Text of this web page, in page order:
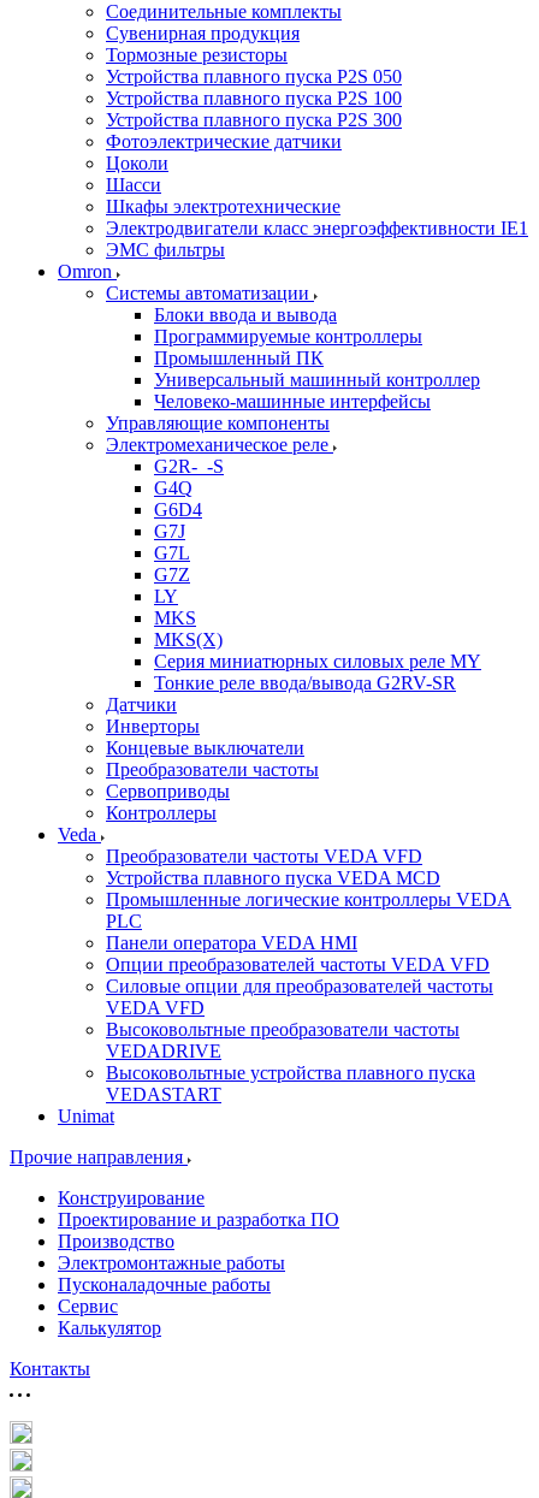
Соединительные комплекты
Сувенирная продукция
Тормозные резисторы
Устройства плавного пуска P2S 050
Устройства плавного пуска P2S 100
Устройства плавного пуска P2S 300
Фотоэлектрические датчики
Цоколи
Шасси
Шкафы электротехнические
Электродвигатели класс энергоэффективности IE1
ЭМС фильтры
Omron
Системы автоматизации
Блоки ввода и вывода
Программируемые контроллеры
Промышленный ПК
Универсальный машинный контроллер
Человеко-машинные интерфейсы
Управляющие компоненты
Электромеханическое реле
G2R-_-S
G4Q
G6D4
G7J
G7L
G7Z
LY
MKS
MKS(X)
Серия миниатюрных силовых реле MY
Тонкие реле ввода/вывода G2RV-SR
Датчики
Инверторы
Концевые выключатели
Преобразователи частоты
Сервоприводы
Контроллеры
Veda
Преобразователи частоты VEDA VFD
Устройства плавного пуска VEDA MCD
Промышленные логические контроллеры VEDA
PLC
Панели оператора VEDA HMI
Опции преобразователей частоты VEDA VFD
Силовые опции для преобразователей частоты
VEDA VFD
Высоковольтные преобразователи частоты
VEDADRIVE
Высоковольтные устройства плавного пуска
VEDASTART
Unimat
Прочие направления
Конструирование
Проектирование и разработка ПО
Производство
Электромонтажные работы
Пусконаладочные работы
Сервис
Калькулятор
Контакты